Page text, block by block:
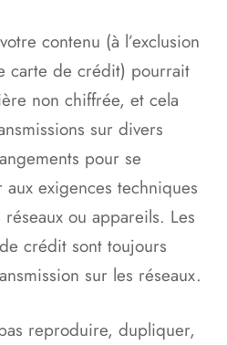
contenu (à l’exclusion
carte de crédit) pourrait
non chiffrée, et cela
sur divers
pour se
aux exigences techniques
ou appareils. Les
crédit sont toujours
sur les réseaux.
reproduire, dupliquer,